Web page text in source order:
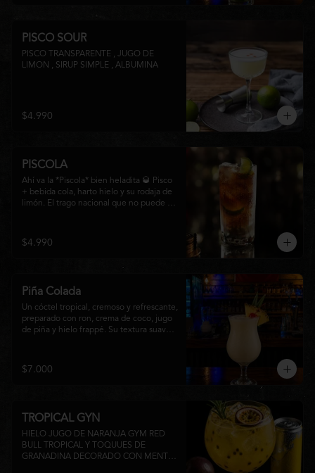
PISCO SOUR
PISCO TRANSPARENTE , JUGO DE
LIMON , SIRUP SIMPLE , ALBUMINA
$4.990
PISCOLA
Ahí va la *Piscola* bien heladita 🥃 Pisco
+ bebida cola, harto hielo y su rodaja de
limón. El trago nacional que no puede
$4.990
Piña Colada
Un cóctel tropical, cremoso y refrescante,
preparado con ron, crema de coco, jugo
de piña y hielo frappé. Su textura suave y
disfrutar de un momento de relajo o
acompañar la experiencia gastronómica
$7.000
TROPICAL GYN
HIELO JUGO DE NARANJA GYM RED
BULL TROPICAL Y TOQUUES DE
GRANADINA DECORADO CON MENTA